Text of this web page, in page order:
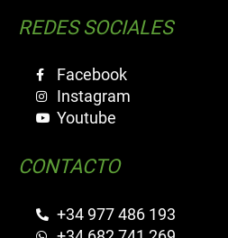
REDES SOCIALES
Facebook
Instagram
Youtube
CONTACTO
+34 977 486 193